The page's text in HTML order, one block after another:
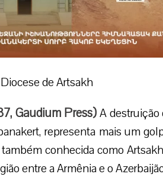
de Artsakh
, Gaudium Press)A destruição
representa mais um
conhecida como
entre a Armênia e o